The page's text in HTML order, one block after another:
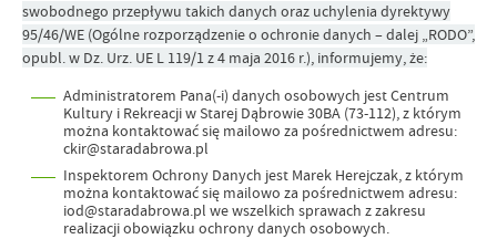
swobodnego przepływu takich danych oraz uchylenia dyrektywy
95/46/WE (Ogólne rozporządzenie o ochronie danych – dalej „RODO”,
opubl. w Dz. Urz. UE L 119/1 z 4 maja 2016 r.), informujemy, że:
Administratorem Pana(-i) danych osobowych jest Centrum
Kultury i Rekreacji w Starej Dąbrowie 30BA (73-112), z którym
można kontaktować się mailowo za pośrednictwem adresu:
ckir@staradabrowa.pl
Inspektorem Ochrony Danych jest Marek Herejczak, z którym
można kontaktować się mailowo za pośrednictwem adresu:
iod@staradabrowa.pl we wszelkich sprawach z zakresu
realizacji obowiązku ochrony danych osobowych.